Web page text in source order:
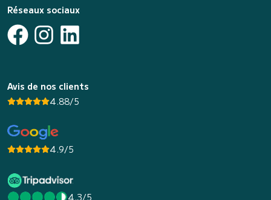
Réseaux sociaux
Avis de nos clients
4.88/5
4.9/5
4.3/5